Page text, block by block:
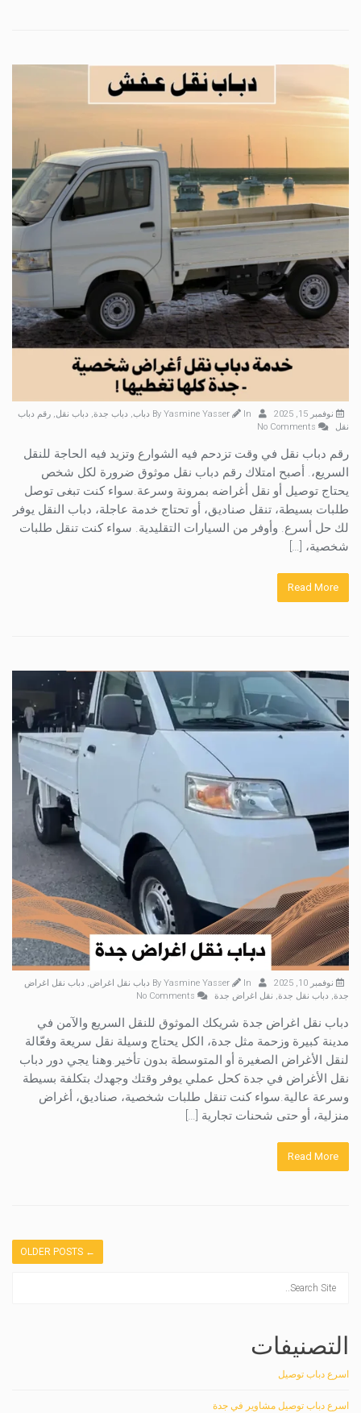
نوفمبر 15, 2025 Yasmine Yasser In دباب, دباب جدة, دباب نقل, رقم دباب
نقل
رقم دباب نقل في وقت تزدحم فيه الشوارع وتزيد فيه الحاجة للنقل
السريع،. أصبح امتلاك رقم دباب نقل موثوق ضرورة لكل شخص
يحتاج توصيل أو نقل أغراضه بمرونة وسرعة.سواء كنت تبغى توصل
طلبات بسيطة، تنقل صناديق، أو تحتاج خدمة عاجلة، دباب النقل يوفر
لك حل أسرع. وأوفر من السيارات التقليدية. سواء كنت تنقل طلبات
شخصية، […]
Read More
نوفمبر 10, 2025 Yasmine Yasser In دباب نقل اغراض, دباب نقل اغراض
جدة, دباب نقل جدة, نقل اغراض جدة
دباب نقل اغراض جدة شريكك الموثوق للنقل السريع والآمن في
مدينة كبيرة وزحمة مثل جدة، الكل يحتاج وسيلة نقل سريعة وفعّالة
لنقل الأغراض الصغيرة أو المتوسطة بدون تأخير.وهنا يجي دور دباب
نقل الأغراض في جدة كحل عملي يوفر وقتك وجهدك بتكلفة بسيطة
وسرعة عالية.سواء كنت تنقل طلبات شخصية، صناديق، أغراض
منزلية، أو حتى شحنات تجارية […]
Read More
←
التصنيفات
اسرع دباب توصيل
اسرع دباب توصيل مشاوير في جدة